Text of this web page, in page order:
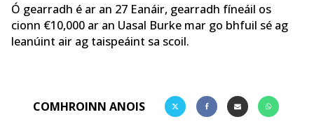
Ó gearradh é ar an 27 Eanáir, gearradh fíneáil os
cionn €10,000 ar an Uasal Burke mar go bhfuil sé ag
leanúint air ag taispeáint sa scoil.
COMHROINN ANOIS